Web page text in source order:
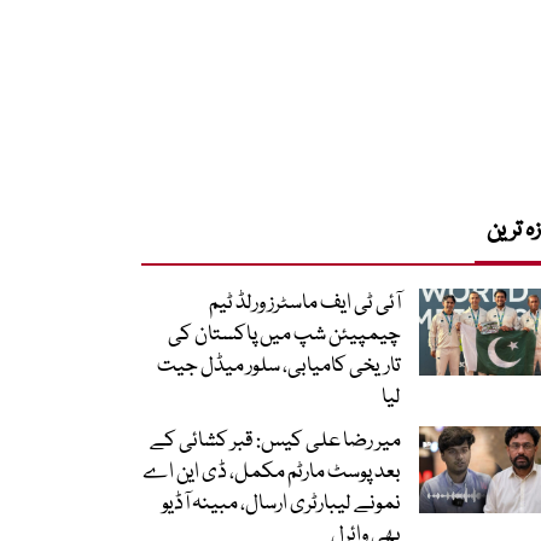
ترین
آئی ٹی ایف ماسٹرز ورلڈ ٹیم
چیمپیئن شپ میں پاکستان کی
تاریخی کامیابی، سلور میڈل جیت
لیا
میر رضا علی کیس: قبر کشائی کے
بعد پوسٹ مارٹم مکمل، ڈی این اے
نمونے لیبارٹری ارسال، مبینہ آڈیو